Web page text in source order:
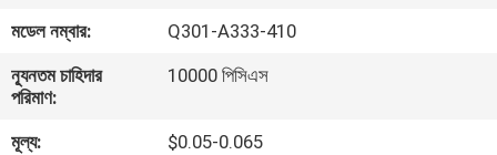
আমাদের
সম্পর্কে
মডেল নম্বার:
Q301-A333-410
ন্যূনতম চাহিদার
পরিমাণ:
10000 পিসিএস
মূল্য:
$0.05-0.065